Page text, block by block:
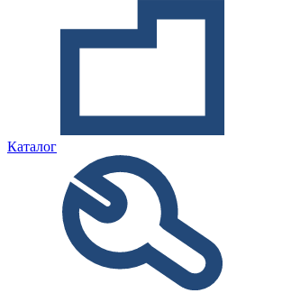
Каталог